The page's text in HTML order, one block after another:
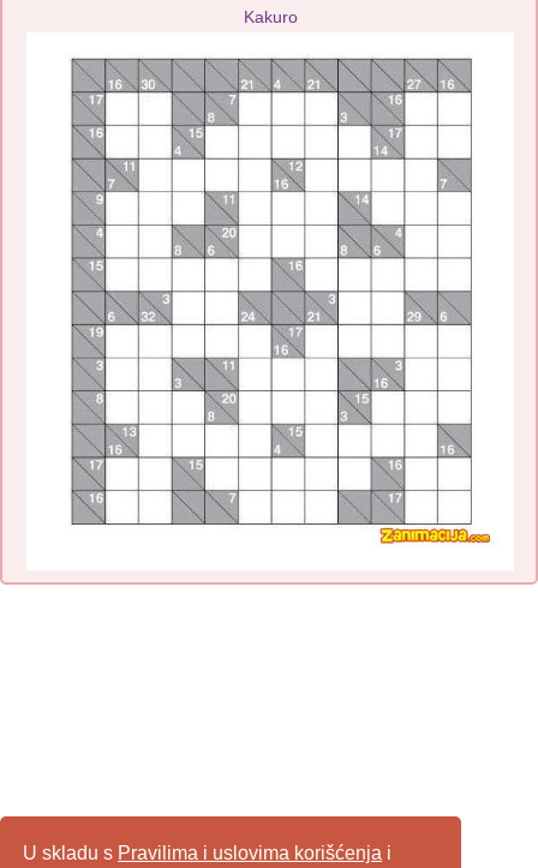
U skladu s Pravilima i uslovima korišćenja i
Kakuro